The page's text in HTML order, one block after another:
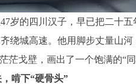
岁的四川汉子，早已把二十
城高速。他用脚步丈量山河
戈壁，画出了一个饱满的“同
啃下“硬骨头”